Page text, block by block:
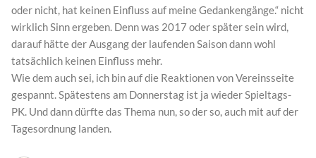
oder nicht, hat keinen Einfluss auf meine Gedankengänge.“ nicht
wirklich Sinn ergeben. Denn was 2017 oder später sein wird,
darauf hätte der Ausgang der laufenden Saison dann wohl
tatsächlich keinen Einfluss mehr.
Wie dem auch sei, ich bin auf die Reaktionen von Vereinsseite
gespannt. Spätestens am Donnerstag ist ja wieder Spieltags-
PK. Und dann dürfte das Thema nun, so der so, auch mit auf der
Tagesordnung landen.